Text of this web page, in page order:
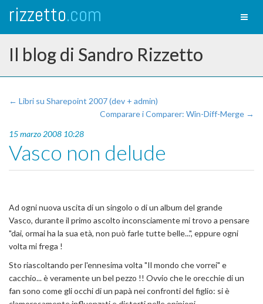
rizzetto.com
Il blog di Sandro Rizzetto
← Libri su Sharepoint 2007 (dev + admin)
Comparare i Comparer: Win-Diff-Merge →
15 marzo 2008 10:28
Vasco non delude
Ad ogni nuova uscita di un singolo o di un album del grande
Vasco, durante il primo ascolto inconsciamente mi trovo a pensare
"dai, ormai ha la sua età, non può farle tutte belle...", eppure ogni
volta mi frega !
Sto riascoltando per l'ennesima volta "Il mondo che vorrei" e
cacchio... è veramente un bel pezzo !! Ovvio che le orecchie di un
fan sono come gli occhi di un papà nei confronti del figlio: si è